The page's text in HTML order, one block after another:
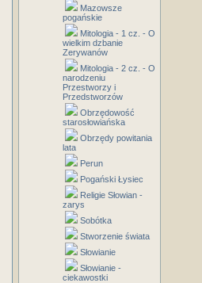
Mazowsze
pogańskie
Mitologia - 1 cz. - O
wielkim dzbanie
Zerywanów
Mitologia - 2 cz. - O
narodzeniu
Przestworzy i
Przedstworzów
Obrzędowość
starosłowiańska
Obrzędy powitania
lata
Perun
Pogański Łysiec
Religie Słowian -
zarys
Sobótka
Stworzenie świata
Słowianie
Słowianie -
ciekawostki